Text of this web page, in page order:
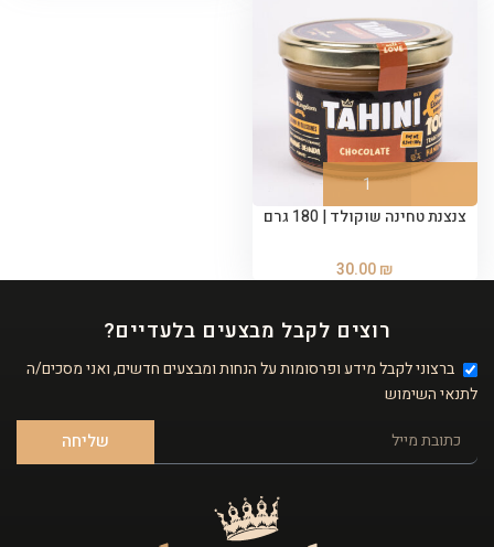
צנצנת טחינה שוקולד | 180 גרם
30.00₪
רוצים לקבל מבצעים בלעדיים?
ברצוני לקבל מידע ופרסומות על הנחות ומבצעים חדשים, ואני מסכים/ה
לתנאי השימוש
שליחה